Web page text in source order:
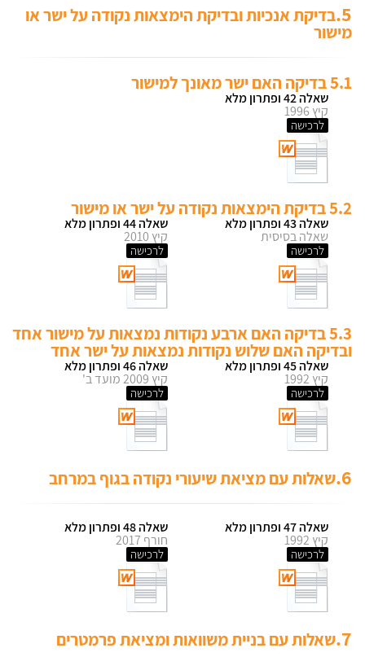
5. בדיקת אנכיות ובדיקת הימצאות נקודה על ישר או
מישור
5.1 בדיקה האם ישר מאונך למישור
שאלה 42 ופתרון מלא
קיץ 1996
לרכישה
5.2 בדיקת הימצאות נקודה על ישר או מישור
שאלה 43 ופתרון מלא
שאלה בסיסית
לרכישה
שאלה 44 ופתרון מלא
קיץ 2010
לרכישה
5.3 בדיקה האם ארבע נקודות נמצאות על מישור אחד
ובדיקה האם שלוש נקודות נמצאות על ישר אחד
שאלה 45 ופתרון מלא
קיץ 1992
לרכישה
שאלה 46 ופתרון מלא
קיץ 2009 מועד ב'
לרכישה
6. שאלות עם מציאת שיעורי נקודה בגוף במרחב
שאלה 47 ופתרון מלא
קיץ 1992
לרכישה
שאלה 48 ופתרון מלא
חורף 2017
לרכישה
7. שאלות עם בניית משוואות ומציאת פרמטרים